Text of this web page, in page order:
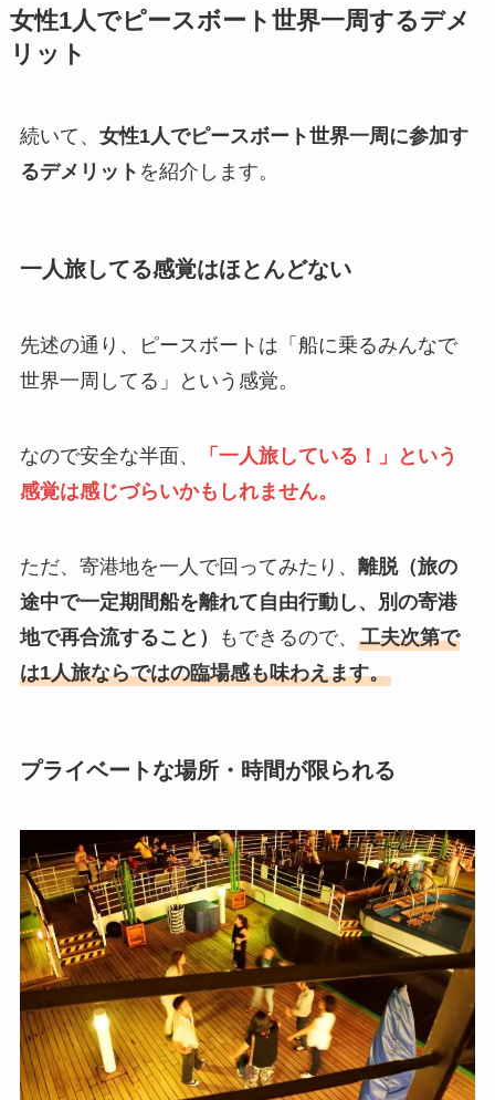
女性1人でピースボート世界一周するデメ
リット
続いて、 女性1人でピースボート世界一周に参加す
るデメリット を紹介します。
一人旅してる感覚はほとんどない
先述の通り、ピースボートは「船に乗るみんなで
世界一周してる」という感覚。
なので安全な半面、
「一人旅している！」という
感覚は感じづらいかもしれません。
ただ、寄港地を一人で回ってみたり、 離脱（旅の
途中で一定期間船を離れて自由行動し、別の寄港
地で再合流すること）
もできるので、 工夫次第で
は1人旅ならではの臨場感も味わえます。
プライベートな場所・時間が限られる